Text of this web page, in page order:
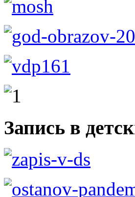
Запись в